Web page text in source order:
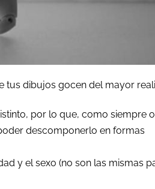
tus dibujos gocen del mayor
por lo que, como siempre
descomponerlo en formas
y el sexo (no son las mismas